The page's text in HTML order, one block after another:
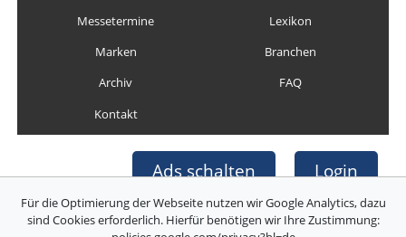
Messetermine
Lexikon
Marken
Branchen
Archiv
FAQ
Kontakt
Ads schalten Login
Für die Optimierung der Webseite nutzen wir Google Analytics, dazu
sind Cookies erforderlich. Hierfür benötigen wir Ihre Zustimmung: